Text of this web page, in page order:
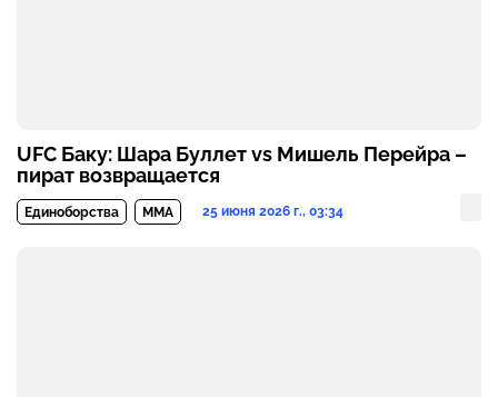
UFC Баку: Шара Буллет vs Мишель Перейра –
пират возвращается
Единоборства MMA 25 июня 2026 г., 03:34